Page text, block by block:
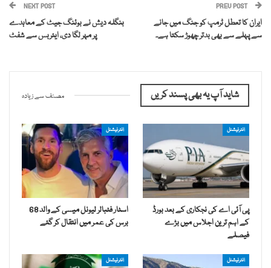
PREV POST
ایران کا تعطل ٹرمپ کو جنگ میں جانے
سے پہلے سے بھی بدتر چھوڑ سکتا ہے۔
NEXT POST
بنگلہ دیش نے بوئنگ جیٹ کے معاہدے
پر مہر لگا دی، ایئربس سے شفٹ
شاید آپ یہ بھی پسند کریں مصنف سے زیادہ
انٹرنیشنل
پی آئی اے کی نجکاری کے بعد بورڈ
کے اہم ترین اجلاس میں بڑے
فیصلے
انٹرنیشنل
اسٹار فٹبالر لیونل میسی کے والد 68
برس کی عمر میں انتقال کر گئے
انٹرنیشنل انٹرنیشنل